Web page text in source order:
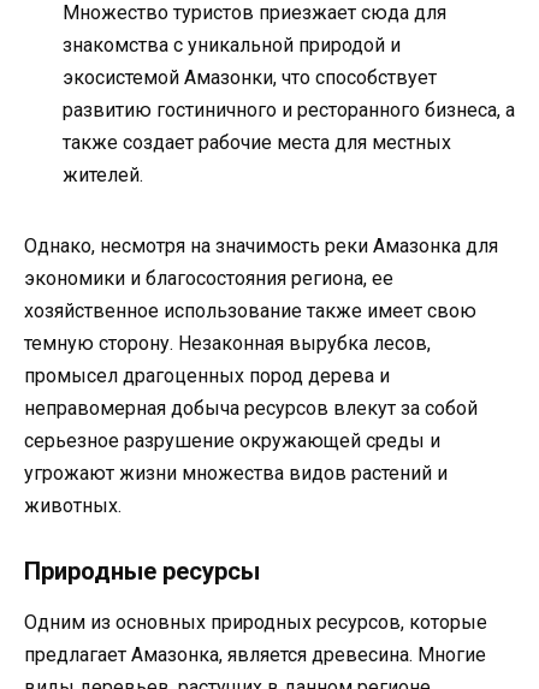
Множество туристов приезжает сюда для
знакомства с уникальной природой и
экосистемой Амазонки, что способствует
развитию гостиничного и ресторанного бизнеса, а
также создает рабочие места для местных
жителей.
Однако, несмотря на значимость реки Амазонка для
экономики и благосостояния региона, ее
хозяйственное использование также имеет свою
темную сторону. Незаконная вырубка лесов,
промысел драгоценных пород дерева и
неправомерная добыча ресурсов влекут за собой
серьезное разрушение окружающей среды и
угрожают жизни множества видов растений и
животных.
Природные ресурсы
Одним из основных природных ресурсов, которые
предлагает Амазонка, является древесина. Многие